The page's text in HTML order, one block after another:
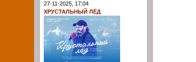
27-11-2025, 17:04
ХРУСТАЛЬНЫЙ ЛЁД